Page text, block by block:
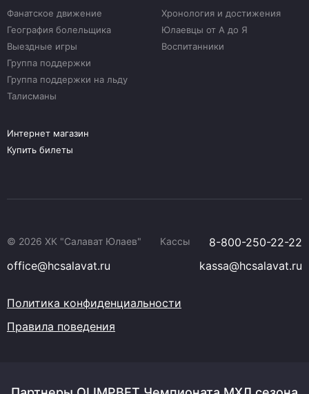
Фанатское движение
География болельщика
Выездные игры
Группа поддержки
Группа поддержки на льду
Талисманы
Хронология и достижения
Юлаевцы от А до Я
Воспитанники
Интернет магазин
Купить билеты
© 2026 ХК "Салават Юлаев" Кассы
8-800-250-22-22
office@hcsalavat.ru
kassa@hcsalavat.ru
Политика конфиденциальности
Правила поведения